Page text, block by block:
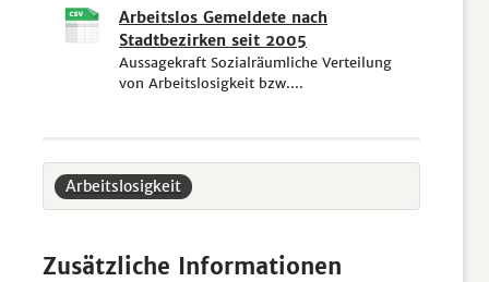
Arbeitslos Gemeldete nach
Stadtbezirken seit 2005
Aussagekraft Sozialräumliche Verteilung
von Arbeitslosigkeit bzw....
Arbeitslosigkeit
Zusätzliche Informationen